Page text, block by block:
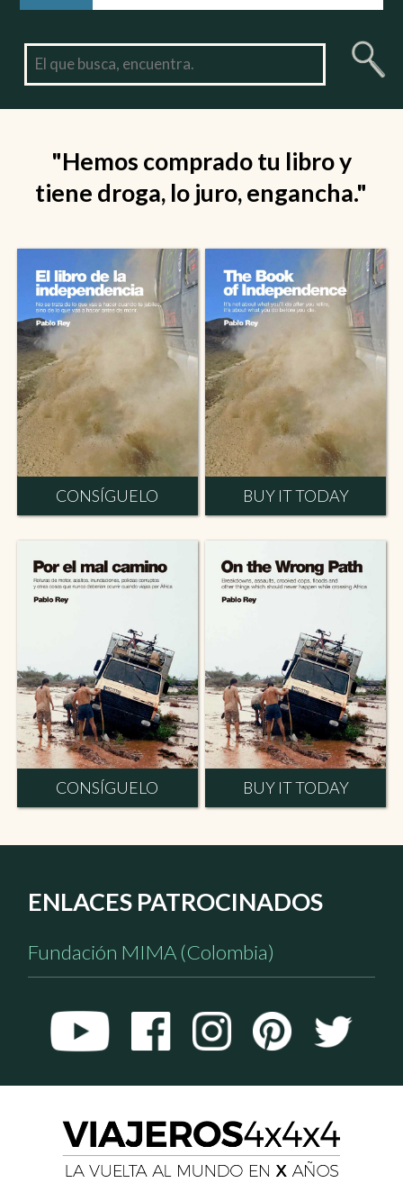
"Hemos comprado tu libro y
tiene droga, lo juro, engancha."
CONSÍGUELO BUY IT TODAY
CONSÍGUELO BUY IT TODAY
ENLACES PATROCINADOS
Fundación MIMA (Colombia)